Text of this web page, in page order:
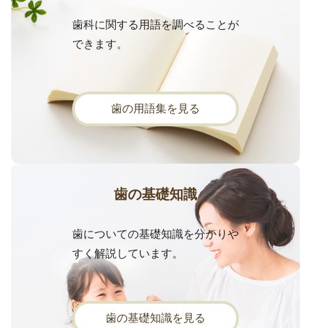
歯科に関する用語を調べることが
できます。
歯の用語集を見る
歯の基礎知識
歯についての基礎知識を分かりや
すく解説しています。
歯の基礎知識を見る